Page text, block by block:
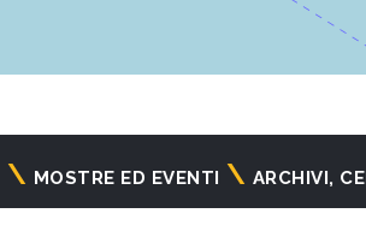
MOSTRE ED EVENTI ARCHIVI,